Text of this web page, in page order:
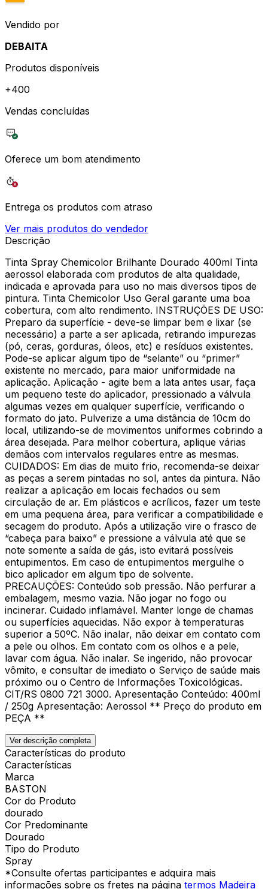
Vendido por
DEBAITA
Produtos disponíveis
+400
Vendas concluídas
Oferece um bom atendimento
Entrega os produtos com atraso
Ver mais produtos do vendedor
Descrição
Tinta Spray Chemicolor Brilhante Dourado 400ml Tinta
aerossol elaborada com produtos de alta qualidade,
indicada e aprovada para uso no mais diversos tipos de
pintura. Tinta Chemicolor Uso Geral garante uma boa
cobertura, com alto rendimento. INSTRUÇÕES DE USO:
Preparo da superfície - deve-se limpar bem e lixar (se
necessário) a parte a ser aplicada, retirando impurezas
(pó, ceras, gorduras, óleos, etc) e resíduos existentes.
Pode-se aplicar algum tipo de “selante” ou “primer”
existente no mercado, para maior uniformidade na
aplicação. Aplicação - agite bem a lata antes usar, faça
um pequeno teste do aplicador, pressionado a válvula
algumas vezes em qualquer superfície, verificando o
formato do jato. Pulverize a uma distância de 10cm do
local, utilizando-se de movimentos uniformes cobrindo a
área desejada. Para melhor cobertura, aplique várias
demãos com intervalos regulares entre as mesmas.
CUIDADOS: Em dias de muito frio, recomenda-se deixar
as peças a serem pintadas no sol, antes da pintura. Não
realizar a aplicação em locais fechados ou sem
circulação de ar. Em plásticos e acrílicos, fazer um teste
em uma pequena área, para verificar a compatibilidade e
secagem do produto. Após a utilização vire o frasco de
“cabeça para baixo” e pressione a válvula até que se
note somente a saída de gás, isto evitará possíveis
entupimentos. Em caso de entupimentos mergulhe o
bico aplicador em algum tipo de solvente.
PRECAUÇÕES: Conteúdo sob pressão. Não perfurar a
embalagem, mesmo vazia. Não jogar no fogo ou
incinerar. Cuidado inflamável. Manter longe de chamas
ou superfícies aquecidas. Não expor à temperaturas
superior a 50ºC. Não inalar, não deixar em contato com
a pele ou olhos. Em contato com os olhos e a pele,
lavar com água. Não inalar. Se ingerido, não provocar
vômito, e consultar de imediato o Serviço de saúde mais
próximo ou o Centro de Informações Toxicológicas.
CIT/RS 0800 721 3000. Apresentação Conteúdo: 400ml
/ 250g Apresentação: Aerossol ** Preço do produto em
PEÇA **
Ver descrição completa
Características do produto
Características
Marca
BASTON
Cor do Produto
dourado
Cor Predominante
Dourado
Tipo do Produto
Spray
*Consulte ofertas participantes e adquira mais
informações sobre os fretes na página termos Madeira